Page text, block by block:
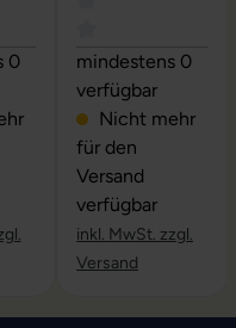
0 von 5 Sternen
Bewertung von 0
0
Durchschnittliche
mindestens 0
verfügbar
Nicht mehr
für den
Versand
verfügbar
inkl. MwSt. zzgl.
Versand